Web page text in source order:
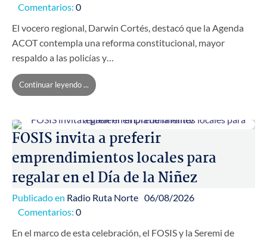
Comentarios: 0
El vocero regional, Darwin Cortés, destacó que la Agenda
ACOT contempla una reforma constitucional, mayor
respaldo a las policías y…
Continuar leyendo ...
FOSIS invita a preferir
emprendimientos locales para
regalar en el Día de la Niñez
Publicado en Radio Ruta Norte 06/08/2026
Comentarios: 0
En el marco de esta celebración, el FOSIS y la Seremi de